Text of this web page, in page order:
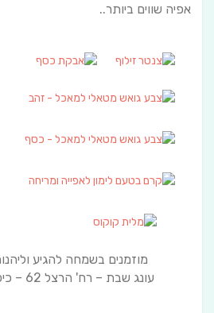
אפיה שווים ביותר..
מוזמנים בשמחה להגיע
עונג שבת – רח' הרצל 62 – כיכר היונים – אופקים.